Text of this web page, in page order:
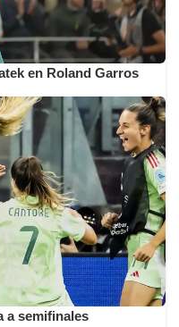
en Roland Garros
a semifinales